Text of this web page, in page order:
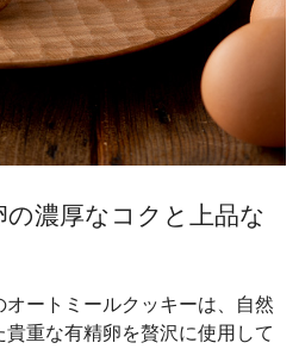
濃厚なコクと上品な
ートミールクッキーは、自然
重な有精卵を贅沢に使用して